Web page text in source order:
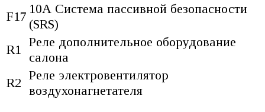
F17
10А Система пассивной безопасности
(SRS)
R1
Реле дополнительное оборудование
салона
R2
Реле электровентилятор
воздухонагнетателя